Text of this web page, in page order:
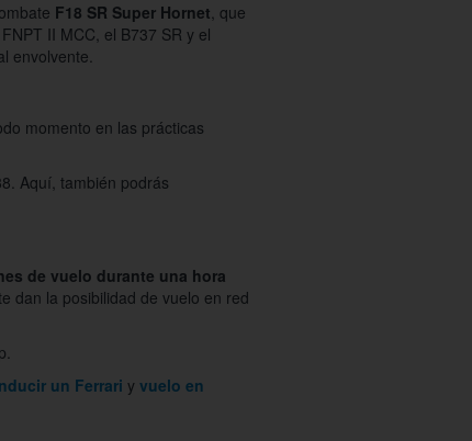
F18 SR Super Hornet, que
II MCC, el B737 SR y el
envolvente.
momento en las prácticas
Aquí, también podrás
de vuelo durante una hora
dan la posibilidad de vuelo en red
un Ferrari y vuelo en